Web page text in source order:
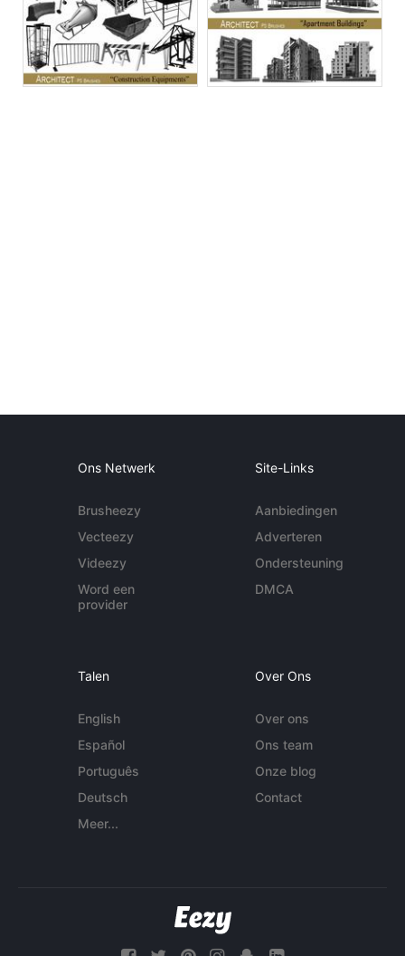
Ons Netwerk
Brusheezy
Vecteezy
Videezy
Word een
provider
Site-Links
Aanbiedingen
Adverteren
Ondersteuning
DMCA
Talen
English
Español
Português
Deutsch
Meer...
Over Ons
Over ons
Ons team
Onze blog
Contact